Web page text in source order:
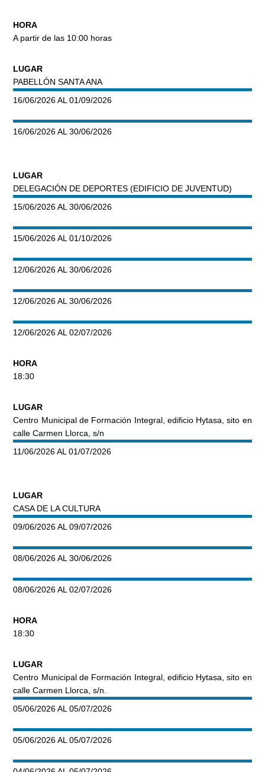
HORA
A partir de las 10:00 horas
LUGAR
PABELLÓN SANTA ANA
16/06/2026 AL 01/09/2026
16/06/2026 AL 30/06/2026
LUGAR
DELEGACIÓN DE DEPORTES (EDIFICIO DE JUVENTUD)
15/06/2026 AL 30/06/2026
15/06/2026 AL 01/10/2026
12/06/2026 AL 30/06/2026
12/06/2026 AL 30/06/2026
12/06/2026 AL 02/07/2026
HORA
18:30
LUGAR
Centro Municipal de Formación Integral, edificio Hytasa, sito en
calle Carmen Llorca, s/n
11/06/2026 AL 01/07/2026
LUGAR
CASA DE LA CULTURA
09/06/2026 AL 09/07/2026
08/06/2026 AL 30/06/2026
08/06/2026 AL 02/07/2026
HORA
18:30
LUGAR
Centro Municipal de Formación Integral, edificio Hytasa, sito en
calle Carmen Llorca, s/n.
05/06/2026 AL 05/07/2026
05/06/2026 AL 05/07/2026